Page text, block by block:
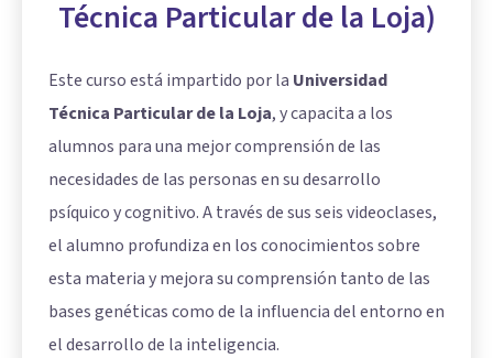
Técnica Particular de la Loja)
Este curso está impartido por la Universidad
Técnica Particular de la Loja, y capacita a los
alumnos para una mejor comprensión de las
necesidades de las personas en su desarrollo
psíquico y cognitivo. A través de sus seis videoclases,
el alumno profundiza en los conocimientos sobre
esta materia y mejora su comprensión tanto de las
bases genéticas como de la influencia del entorno en
eldesarrollo de la inteligencia.